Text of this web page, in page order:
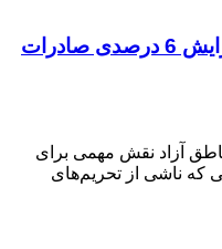
کاهش 31 درصدی واردات و افزایش 6 درصدی صادرات
آزاد نقش مهمی برای
که ناشی از تحریم‌های